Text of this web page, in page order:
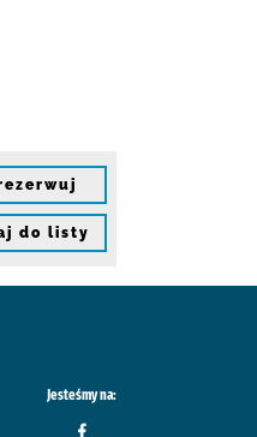
do listy
Jesteśmy na: